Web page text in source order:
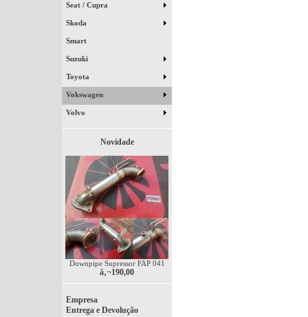
Seat / Cupra
Skoda
Smart
Suzuki
Toyota
Vokswagen
Volvo
Novidade
Downpipe Supressor FAP 041
â‚¬190,00
Empresa
Entrega e Devolução